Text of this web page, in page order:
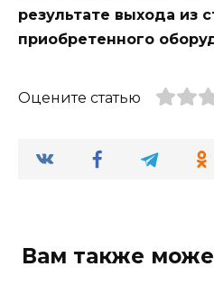
результате выхода из
приобретенного
Оцените статью
Вам также